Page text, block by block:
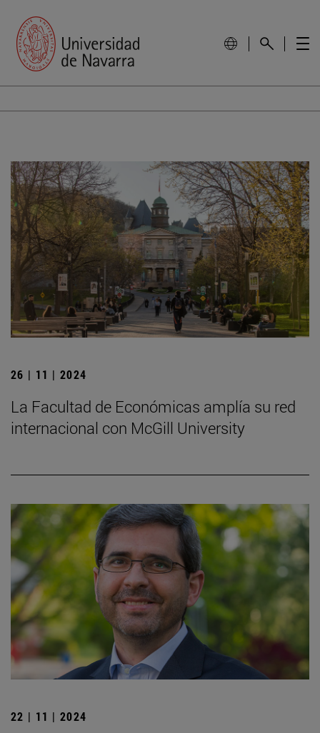
26 | 11 | 2024
La Facultad de Económicas amplía su red
internacional con McGill University
22 | 11 | 2024